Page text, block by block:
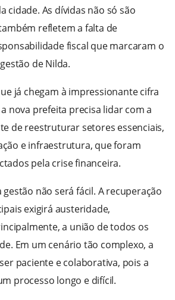
cidade. As dívidas não só são
refletem a falta de
fiscal que marcaram o
de Nilda.
já chegam à impressionante cifra
nova prefeita precisa lidar com a
de reestruturar setores essenciais,
e infraestrutura, que foram
pela crise financeira.
não será fácil. A recuperação
exigirá austeridade,
a união de todos os
Em um cenário tão complexo, a
paciente e colaborativa, pois a
processo longo e difícil.